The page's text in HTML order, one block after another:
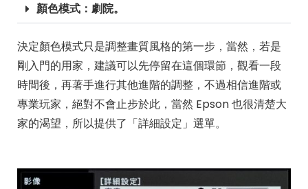
顏色模式：劇院。
決定顏色模式只是調整畫質風格的第一步，當然，若是
剛入門的用家，建議可以先停留在這個環節，觀看一段
時間後，再著手進行其他進階的調整，不過相信進階或
專業玩家，絕對不會止步於此，當然 Epson 也很清楚大
家的渴望，所以提供了「詳細設定」選單。